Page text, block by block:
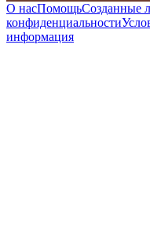
О насПомощьСозданные
конфиденциальности
информация